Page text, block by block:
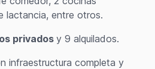
lactancia, entre otros.
privados y 9 alquilados.
infraestructura completa y